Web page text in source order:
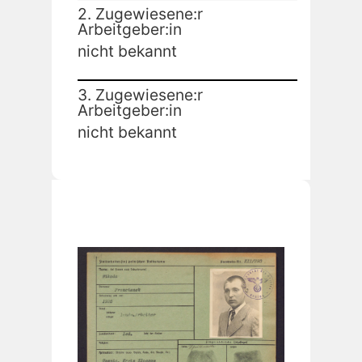
2. Zugewiesene:r
Arbeitgeber:in
nicht bekannt
3. Zugewiesene:r
Arbeitgeber:in
nicht bekannt